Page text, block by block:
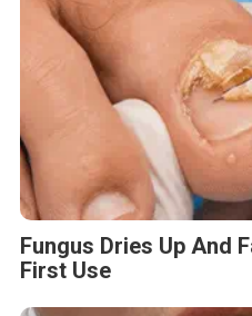
Fungus Dries Up And
First Use